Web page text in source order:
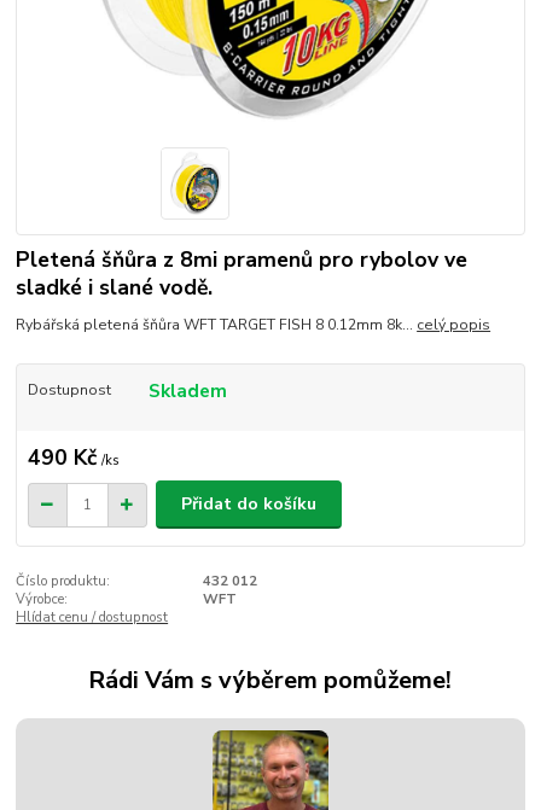
Pletená šňůra z 8mi pramenů pro rybolov ve
sladké i slané vodě.
Rybářská pletená šňůra WFT TARGET FISH 8 0.12mm 8k... celý popis
Dostupnost Skladem
490 Kč /ks
Přidat do košíku
Číslo produktu:
432 012
Výrobce:
WFT
Hlídat cenu / dostupnost
Rádi Vám s výběrem pomůžeme!